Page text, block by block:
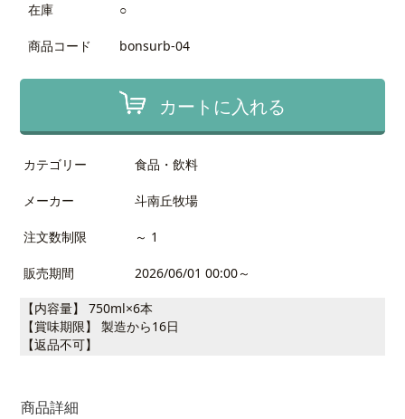
在庫 ○
商品コード bonsurb-04
カートに入れる
カテゴリー 食品・飲料
メーカー 斗南丘牧場
注文数制限 ～ 1
販売期間 2026/06/01 00:00～
【内容量】 750ml×6本
【賞味期限】 製造から16日
【返品不可】
商品詳細